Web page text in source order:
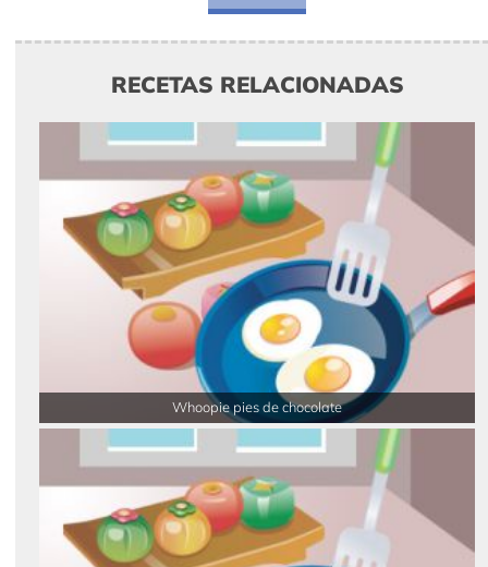
RECETAS RELACIONADAS
Whoopie pies de chocolate